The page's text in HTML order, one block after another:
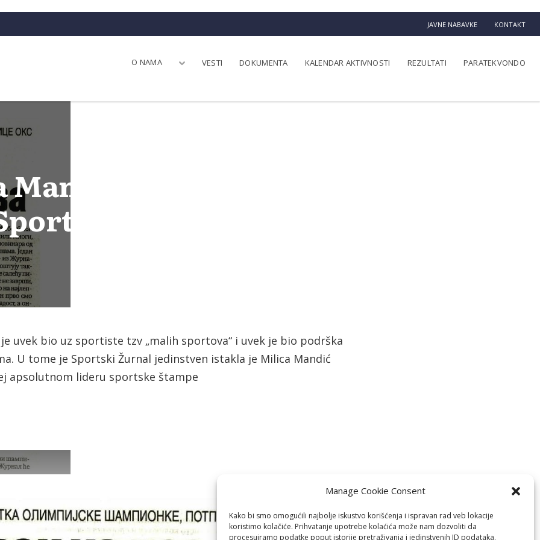
Manage Cookie Consent
Kako bi smo omogućili najbolje iskustvo korišćenja i ispravan rad veb lokacije
koristimo kolačiće. Prihvatanje upotrebe kolaćića može nam dozvoliti da
procesuiramo podatke poput istorije pretraživanja i jedinstvenih ID podataka.
JAVNE NABAVKE KONTAKT
O NAMA VESTI DOKUMENTA KALENDAR AKTIVNOSTI REZULTATI PARATEKVONDO
čestitala jubilej
Žurnalu
uvek bio uz sportiste tzv „malih sportova“ i uvek je bio podrška
U tome je Sportski Žurnal jedinstven istakla je Milica Mandić
apsolutnom lideru sportske štampe